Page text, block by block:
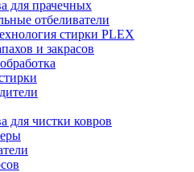
для прачечных
отбеливатели
стирки PLEX
и закрасов
для чистки ковров